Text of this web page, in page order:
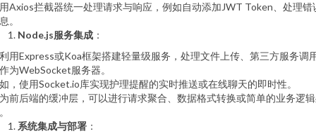
Axios拦截器统一处理请求与响应，例如自动添加JWT Token、处理错
。
Node.js服务集成 ：
用Express或Koa框架搭建轻量级服务，处理文件上传、第三方服务调
为WebSocket服务器。
，使用Socket.io库实现护理提醒的实时推送或在线聊天的即时性。
前后端的缓冲层，可以进行请求聚合、数据格式转换或简单的业务逻
系统集成与部署 ：